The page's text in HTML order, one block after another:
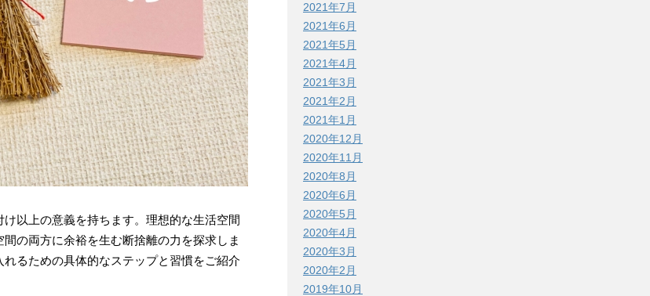
以上の意義を持ちます。理想的な生活空間
の両方に余裕を生む断捨離の力を探求しま
るための具体的なステップと習慣をご紹介
2021年7月
2021年6月
2021年5月
2021年4月
2021年3月
2021年2月
2021年1月
2020年12月
2020年11月
2020年8月
2020年6月
2020年5月
2020年4月
2020年3月
2020年2月
2019年10月